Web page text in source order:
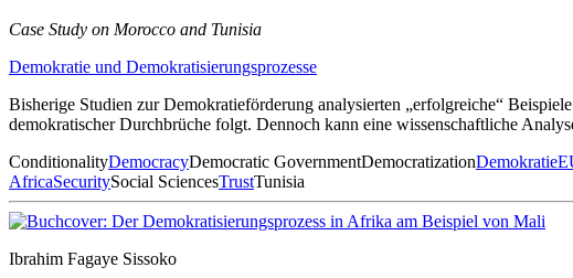
Case Study on Morocco and Tunisia
Demokratie und Demokratisierungsprozesse
Bisherige Studien zur Demokratieförderung analysierten „erfolgreiche“
demokratischer Durchbrüche folgt. Dennoch kann eine wissenschaftliche
ConditionalityDemocracyDemocratic GovernmentDemocratizationDemokratie
AfricaSecuritySocial SciencesTrustTunisia
Ibrahim Fagaye Sissoko